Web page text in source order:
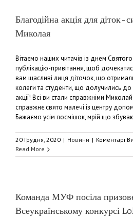
Благодійна акція для діток-
Миколая
Вітаємо наших читачів із днем
публікацію-привітання, щоб
вам щасливі лиця діточок, що
колеги та студенти, що долучились до
акції! Всі ви стали справжніми
справжнє свято малечі із центру
Бажаємо усім посмішок, мрій що
20 Грудня, 2020 | Новини | Коментарі
Read More
Команда МУФ посіла
Всеукраїнському конкурсі